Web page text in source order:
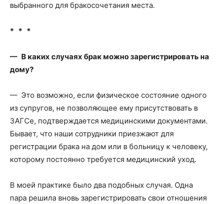
выбранного для бракосочетания места.
* * *
— В каких случаях брак можно зарегистрировать на
дому?
— Это возможно, если физическое состояние одного
из супругов, не позволяющее ему присутствовать в
ЗАГСе, подтверждается медицинскими документами.
Бывает, что наши сотрудники приезжают для
регистрации брака на дом или в больницу к человеку,
которому постоянно требуется медицинский уход.
В моей практике было два подобных случая. Одна
пара решила вновь зарегистрировать свои отношения